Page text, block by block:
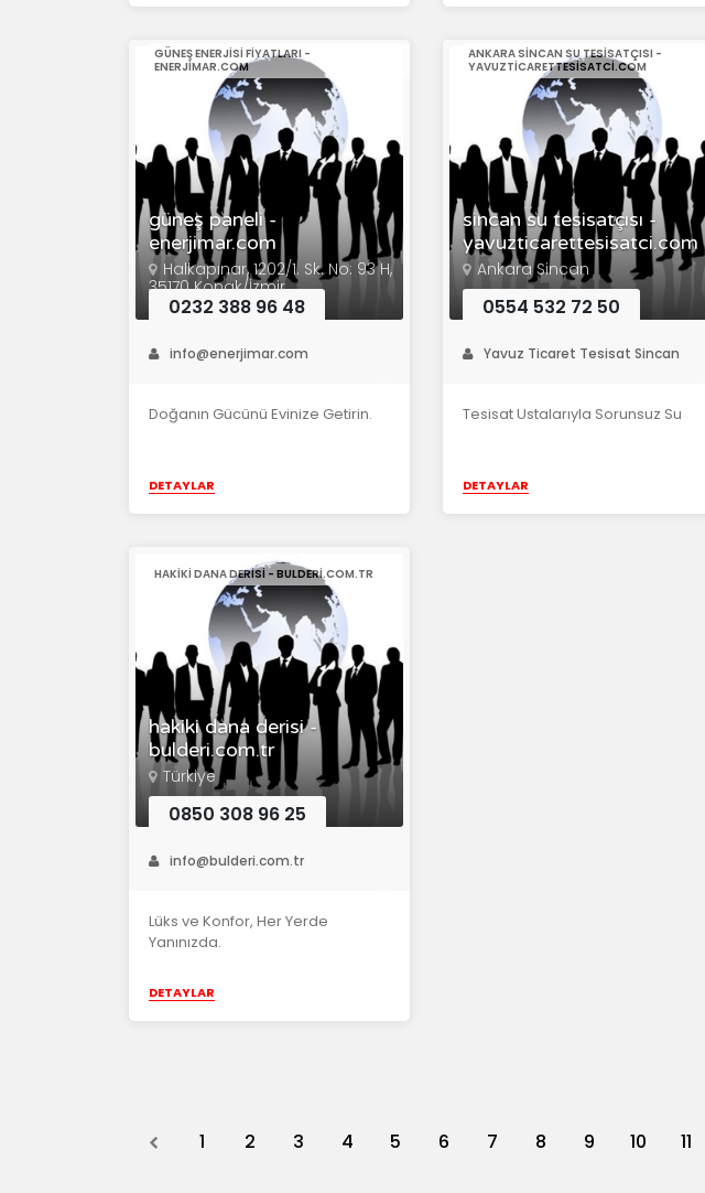
güneş paneli -
enerjimar.com
GÜNEŞ ENERJISI FIYATLARI -
ENERJIMAR.COM
Halkapınar, 1202/1. Sk. No: 93 H,
35170 Konak/İzmir
0232 388 96 48
info@enerjimar.com
Doğanın Gücünü Evinize Getirin.
DETAYLAR
sincan su tesisatçısı -
yavuzticarettesisatci.com
ANKARA SINCAN SU TESISATÇISI -
YAVUZTICARETTESISATCI.COM
Ankara Sincan
0554 532 72 50
Yavuz Ticaret Tesisat Sincan
Tesisat Ustalarıyla Sorunsuz Su
DETAYLAR
hakiki dana derisi -
bulderi.com.tr
HAKIKI DANA DERISI - BULDERI.COM.TR
Türkiye
0850 308 96 25
info@bulderi.com.tr
Lüks ve Konfor, Her Yerde
Yanınızda.
DETAYLAR
Previous
1 2 3 4 5 6 7 8 9 10 11